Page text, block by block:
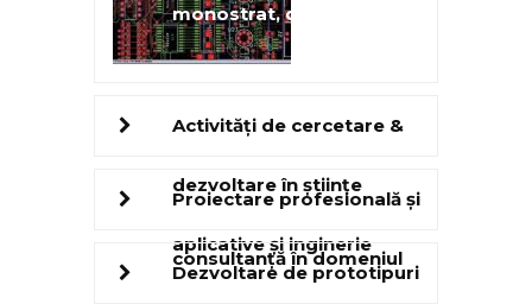
monostrat, dublustrat şi
Activităţi de cercetare &
dezvoltare în științe
aplicative şi inginerie
Proiectare profesională şi
consultanţă în domeniul
Dezvoltare de prototipuri